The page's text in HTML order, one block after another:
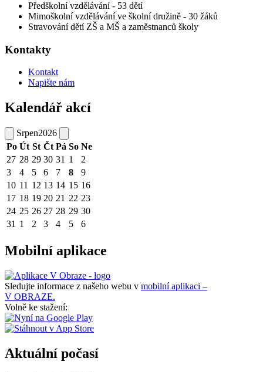
Předškolní vzdělávání - 53 dětí
Mimoškolní vzdělávání ve školní družině - 30 žáků
Stravování dětí ZŠ a MŠ a zaměstnanců školy
Kontakty
Kontakt
Napište nám
Kalendář akcí
Srpen2026
Po Út St Čt Pá So Ne
27 28 29 30 31 1
2
3
4 5 6 7 8
9
10 11 12 13 14 15 16
17 18 19 20 21 22 23
24 25 26 27 28 29 30
31 1 2 3 4 5 6
Mobilní aplikace
Sledujte informace z našeho webu v mobilní aplikaci –
V OBRAZE.
Volně ke stažení:
Aktuální počasí